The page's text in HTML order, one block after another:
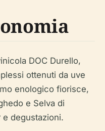
DOC Durello,
ottenuti da uve
enologico fiorisce,
e Selva di
degustazioni.